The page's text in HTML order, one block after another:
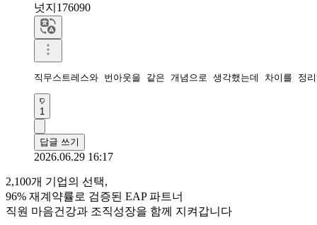
넛지176090
직무스트레스와 번아웃을 같은 개념으로 생각했는데 차이를
1
답글 쓰기
2026.06.29 16:17
2,100개 기업의 선택,
96% 재계약률로 검증된 EAP 파트너
직원 마음건강과 조직성장을 함께 지켜갑니다